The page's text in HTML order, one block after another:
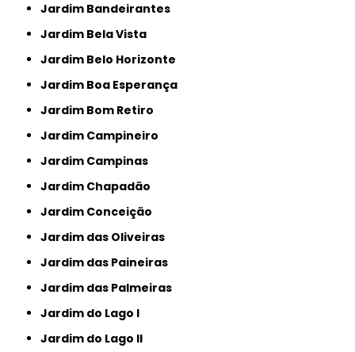
Jardim Bandeirantes
Jardim Bela Vista
Jardim Belo Horizonte
Jardim Boa Esperança
Jardim Bom Retiro
Jardim Campineiro
Jardim Campinas
Jardim Chapadão
Jardim Conceição
Jardim das Oliveiras
Jardim das Paineiras
Jardim das Palmeiras
Jardim do Lago I
Jardim do Lago II